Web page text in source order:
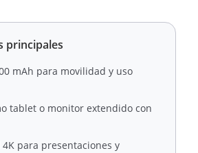
principales
mAh para movilidad y uso
tablet o monitor extendido con
para presentaciones y